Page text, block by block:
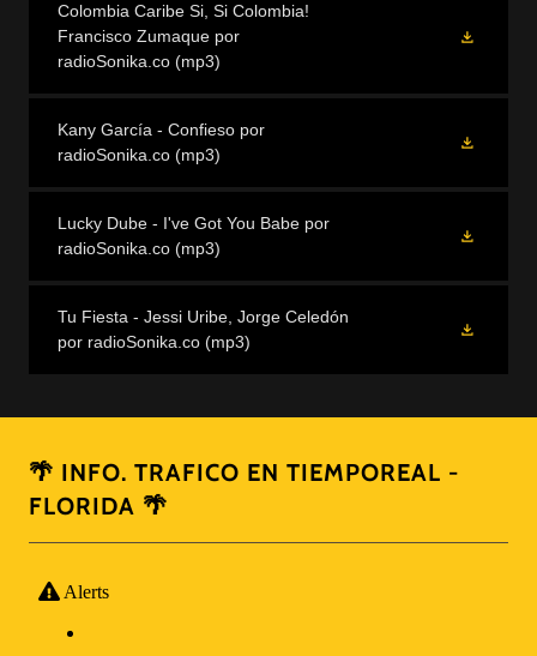
Colombia Caribe Si, Si Colombia!
Francisco Zumaque por
radioSonika.co (mp3)
Kany García - Confieso por
radioSonika.co (mp3)
Lucky Dube - I've Got You Babe por
radioSonika.co (mp3)
Tu Fiesta - Jessi Uribe, Jorge Celedón
por radioSonika.co (mp3)
🌴 INFO. TRAFICO EN TIEMPOREAL -
FLORIDA 🌴